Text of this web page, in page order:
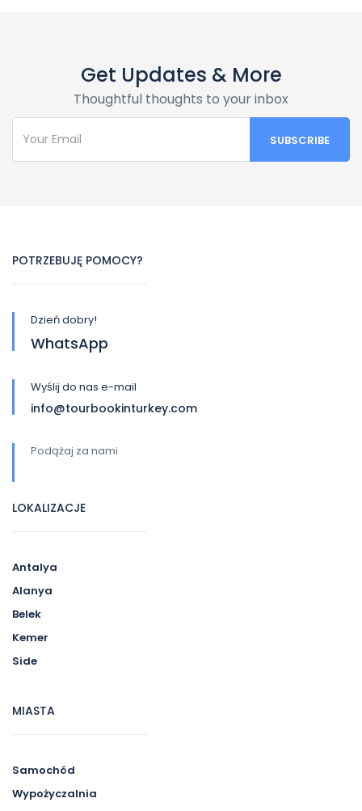
Get Updates & More
Thoughtful thoughts to your inbox
POTRZEBUJĘ POMOCY?
Dzień dobry!
WhatsApp
Wyślij do nas e-mail
info@tourbookinturkey.com
Podążaj za nami
LOKALIZACJE
Antalya
Alanya
Belek
Kemer
Side
MIASTA
Samochód
Wypożyczalnia